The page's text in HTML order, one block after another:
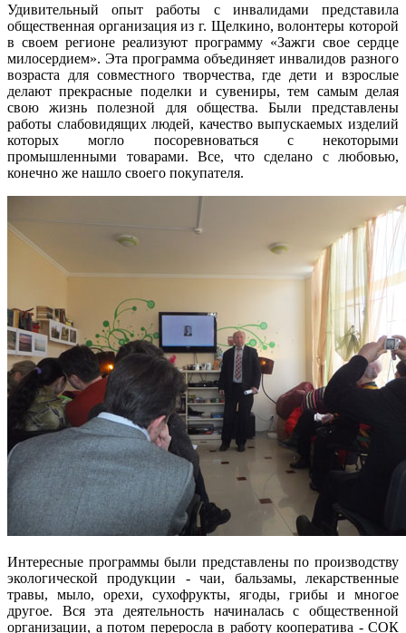
Удивительный опыт работы с инвалидами представила
общественная организация из г. Щелкино, волонтеры которой
в своем регионе реализуют программу «Зажги свое сердце
милосердием». Эта программа объединяет инвалидов разного
возраста для совместного творчества, где дети и взрослые
делают прекрасные поделки и сувениры, тем самым делая
свою жизнь полезной для общества. Были представлены
работы слабовидящих людей, качество выпускаемых изделий
которых могло посоревноваться с некоторыми
промышленными товарами. Все, что сделано с любовью,
конечно же нашло своего покупателя.
Интересные программы были представлены по производству
экологической продукции - чаи, бальзамы, лекарственные
травы, мыло, орехи, сухофрукты, ягоды, грибы и многое
другое. Вся эта деятельность начиналась с общественной
организации, а потом переросла в работу кооператива - СОК